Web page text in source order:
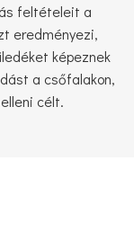
feltételeit a
eredményezi,
képeznek
a csőfalakon,
célt.